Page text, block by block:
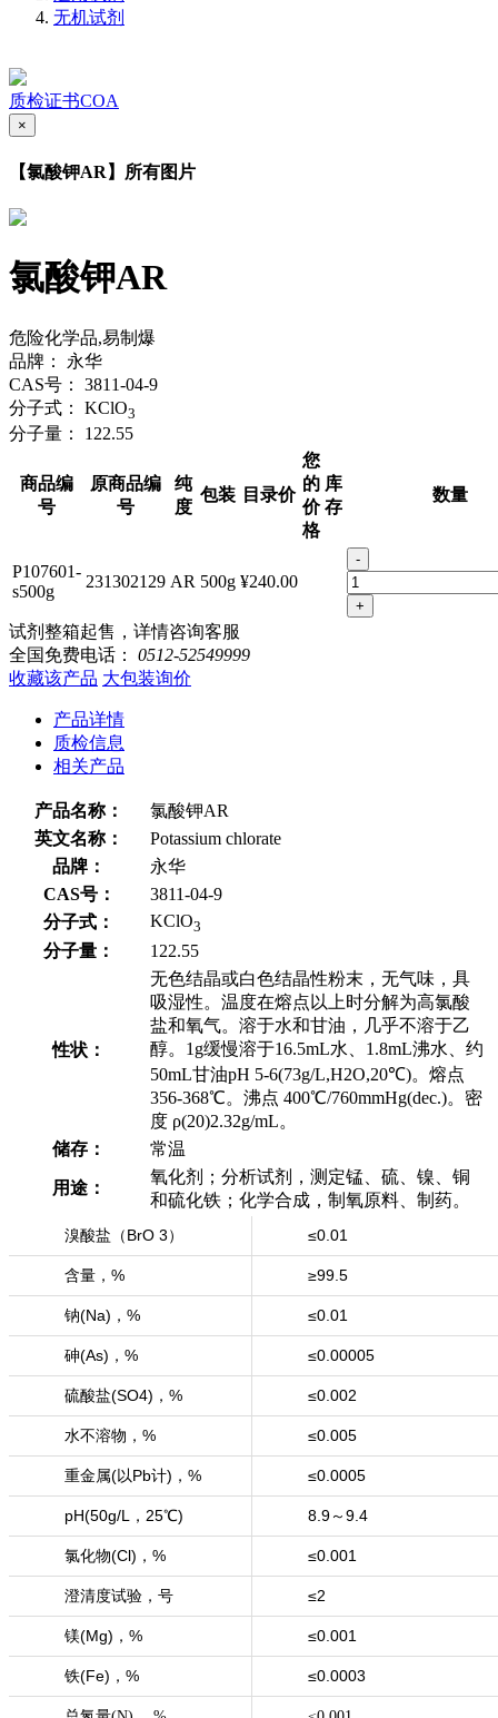
无机试剂
质检证书COA
×
【氯酸钾AR】所有图片
氯酸钾AR
危险化学品,易制爆
品牌：
永华
CAS号：
3811-04-9
分子式：
KClO3
分子量： 122.55
商品编
号
原商品编
号
纯
度
包装 目录价
您
的
价
格
库
存
数量
P107601-
s500g
231302129 AR 500g ¥240.00
-
+
试剂整箱起售，详情咨询客服
全国免费电话： 0512-52549999
收藏该产品 大包装询价
产品详情
质检信息
相关产品
产品名称：
氯酸钾AR
英文名称：
Potassium chlorate
品牌：
永华
CAS号：
3811-04-9
分子式：
KClO3
分子量： 122.55
性状：
无色结晶或白色结晶性粉末，无气味，具
吸湿性。温度在熔点以上时分解为高氯酸
盐和氧气。溶于水和甘油，几乎不溶于乙
醇。1g缓慢溶于16.5mL水、1.8mL沸水、约
50mL甘油pH 5-6(73g/L,H2O,20℃)。熔点
356-368℃。沸点 400℃/760mmHg(dec.)。密
度 ρ(20)2.32g/mL。
储存：
常温
用途：
氧化剂；分析试剂，测定锰、硫、镍、铜
和硫化铁；化学合成，制氧原料、制药。
溴酸盐（BrO 3） ≤0.01
含量，% ≥99.5
钠(Na)，% ≤0.01
砷(As)，% ≤0.00005
硫酸盐(SO4)，% ≤0.002
水不溶物，% ≤0.005
重金属(以Pb计)，% ≤0.0005
pH(50g/L，25℃) 8.9～9.4
氯化物(Cl)，% ≤0.001
澄清度试验，号 ≤2
镁(Mg)，% ≤0.001
铁(Fe)，% ≤0.0003